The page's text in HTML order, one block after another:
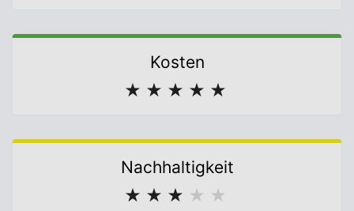
Kosten
★ ★ ★ ★ ★
Nachhaltigkeit
★ ★ ★ ★ ★